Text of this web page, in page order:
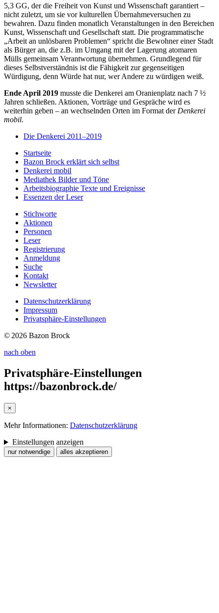
5,3 GG, der die Freiheit von Kunst und Wissenschaft garantiert –
nicht zuletzt, um sie vor kulturellen Übernahmeversuchen zu
bewahren. Dazu finden monatlich Veranstaltungen in den Bereichen
Kunst, Wissenschaft und Gesellschaft statt. Die programmatische
„Arbeit an unlösbaren Problemen“ spricht die Bewohner einer Stadt
als Bürger an, die z.B. im Umgang mit der Lagerung atomaren
Mülls gemeinsam Verantwortung übernehmen. Grundlegend für
dieses Selbstverständnis ist die Fähigkeit zur gegenseitigen
Würdigung, denn Würde hat nur, wer Andere zu würdigen weiß.
Ende April 2019 musste die Denkerei am Oranienplatz nach 7 ½
Jahren schließen. Aktionen, Vorträge und Gespräche wird es
weiterhin geben – an wechselnden Orten im Format derDenkerei
mobil.
Die Denkerei 2011–2019
Startseite
Bazon Brock erklärt sich selbst
Denkerei mobil
Mediathek Bilder und Töne
Arbeitsbiographie Texte und Ereignisse
Essenzen der Leser
Stichworte
Aktionen
Personen
Leser
Registrierung
Anmeldung
Suche
Kontakt
Newsletter
Datenschutzerklärung
Impressum
Privatsphäre-Einstellungen
© 2026 Bazon Brock
nach oben
Privatsphäre-Einstellungen
https://bazonbrock.de/
×
Mehr Informationen: Datenschutzerklärung
Einstellungen anzeigen
nur notwendige alles akzeptieren